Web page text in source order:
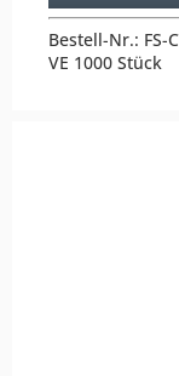
Bestell-Nr.: FS-
VE 1000 Stück